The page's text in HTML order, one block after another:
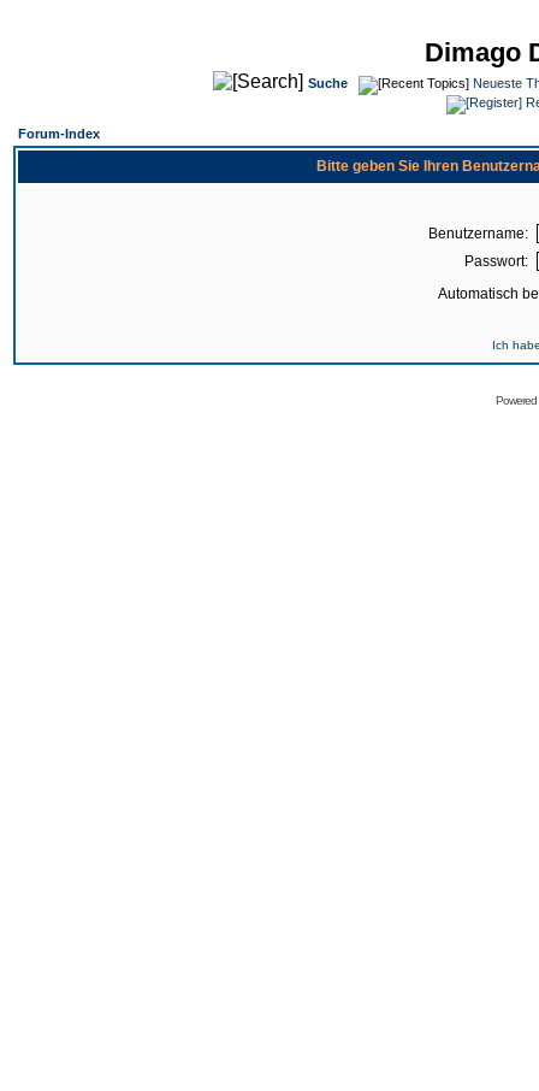
Dimago
Suche
Neueste
Forum-Index
Bitte geben Sie Ihren
Benutzername:
Passwort:
Automatisch
Ich